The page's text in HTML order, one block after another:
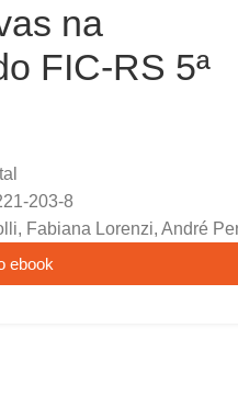
na
FIC-RS 5ª
203-8
Fabiana Lorenzi, André
ebook